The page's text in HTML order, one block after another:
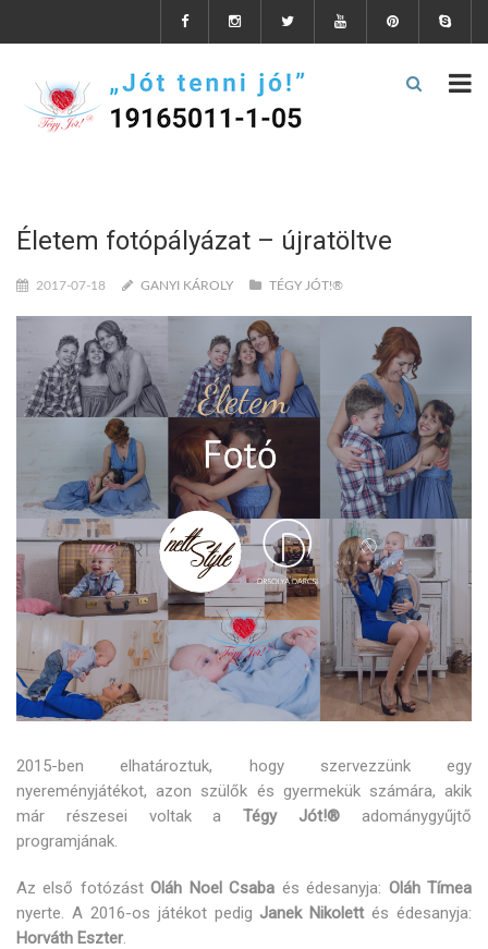
Életem fotópályázat – újratöltve
2017-07-18 GANYI KÁROLY TÉGY JÓT!®
2015-ben elhatároztuk, hogy szervezzünk egy
nyereményjátékot, azon szülők és gyermekük számára, akik
már részesei voltak aTégy Jót!® adománygyűjtő
programjának.
Az első fotózástOláh Noel Csaba és édesanyja: Oláh Tímea
nyerte. A 2016-os játékot pedig Janek Nikolett és édesanyja:
Horváth Eszter.